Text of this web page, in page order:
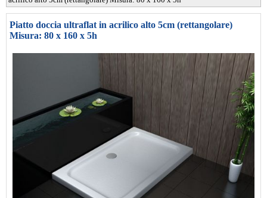
Piatto doccia ultraflat in acrilico alto 5cm (rettangolare)
Misura: 80 x 160 x 5h